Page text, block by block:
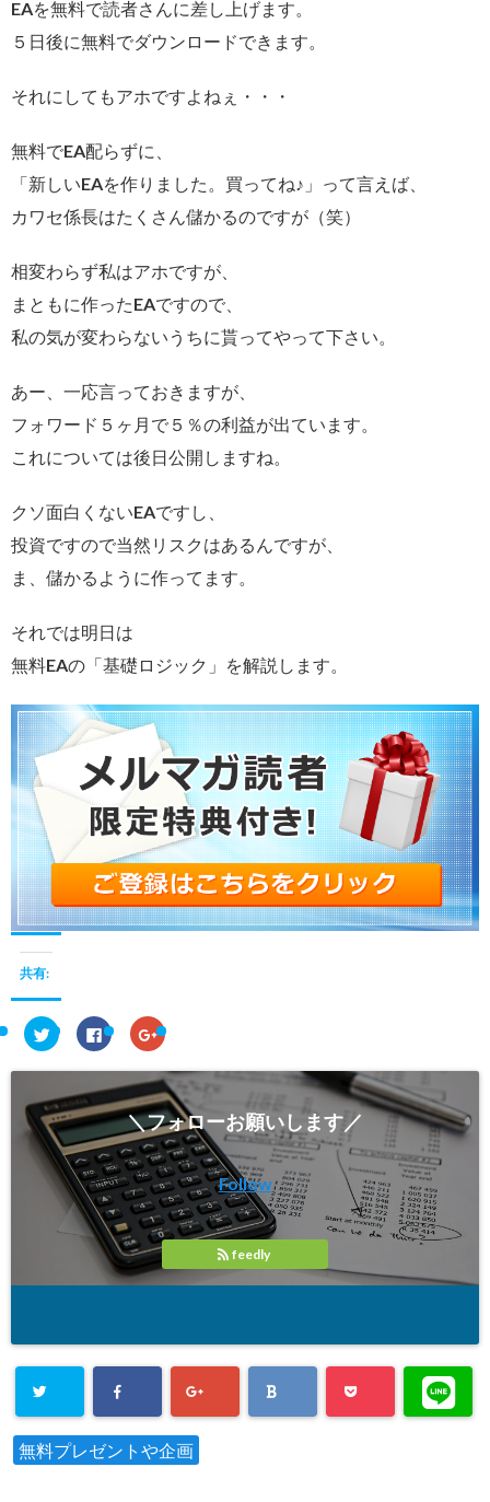
EAを無料で読者さんに差し上げます。
５日後に無料でダウンロードできます。
それにしてもアホですよねぇ・・・
無料でEA配らずに、
「新しいEAを作りました。買ってね♪」って言えば、
カワセ係長はたくさん儲かるのですが（笑）
相変わらず私はアホですが、
まともに作ったEAですので、
私の気が変わらないうちに貰ってやって下さい。
あー、一応言っておきますが、
フォワード５ヶ月で５％の利益が出ています。
これについては後日公開しますね。
クソ面白くないEAですし、
投資ですので当然リスクはあるんですが、
ま、儲かるように作ってます。
それでは明日は
無料EAの「基礎ロジック」を解説します。
共有:
ク
リ
ク
て
T
w
i
t
t
e
r
で
ウ
開
)
F
a
e
o
o
k
で
共
有
す
る
に
は
ク
リ
ッ
ク
し
い
新
し
い
ィ
ン
ド
ウ
ク
リ
ク
し
て
G
o
o
g
l
e
+
で
共
有
(
新
し
い
ウ
開
す
)
＼フォローお願いします／
Follow
feedly
無料プレゼントや企画